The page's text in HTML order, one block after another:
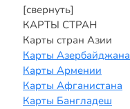
[свернуть]
КАРТЫ СТРАН
Карты стран Азии
Карты Азербайджана
Карты Армении
Карты Афганистана
Карты Бангладеш